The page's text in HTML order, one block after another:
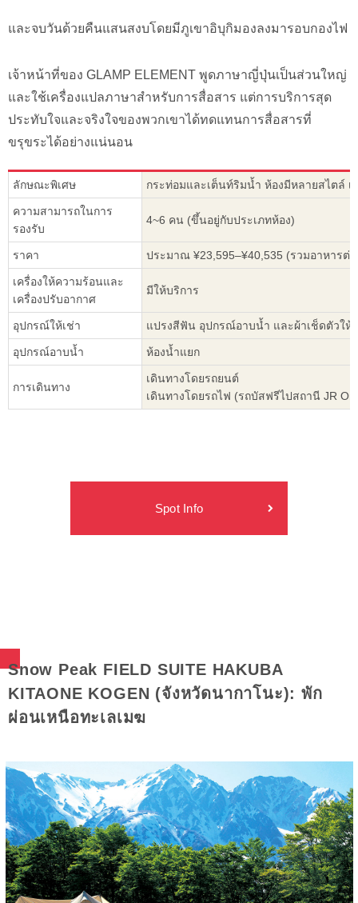
และจบวันด้วยคืนแสนสงบโดยมีภูเขาอิบุกิมองลงมารอบกองไฟ
เจ้าหน้าที่ของ GLAMP ELEMENT พูดภาษาญี่ปุ่นเป็นส่วนใหญ่
และใช้เครื่องแปลภาษาสำหรับการสื่อสาร แต่การบริการสุด
ประทับใจและจริงใจของพวกเขาได้ทดแทนการสื่อสารที่
ขรุขระได้อย่างแน่นอน
ลักษณะพิเศษ กระท่อมและเต็นท์ริมน้ำ ห้องมีหลายสไตล์ เ
ความสามารถในการ
รองรับ
4~6 คน (ขึ้นอยู่กับประเภทห้อง)
ราคา ประมาณ ¥23,595–¥40,535 (รวมอาหาร
เครื่องให้ความร้อนและ
เครื่องปรับอากาศ
มีให้บริการ
อุปกรณ์ให้เช่า แปรงสีฟัน อุปกรณ์อาบน้ำ และผ้าเช็ดตัวให้
อุปกรณ์อาบน้ำ ห้องน้ำแยก
การเดินทาง
เดินทางโดยรถยนต์
เดินทางโดยรถไฟ (รถบัสฟรีไปสถานี JR
Spot Info
Snow Peak FIELD SUITE HAKUBA
KITAONE KOGEN (จังหวัดนากาโนะ): พัก
ผ่อนเหนือทะเลเมฆ